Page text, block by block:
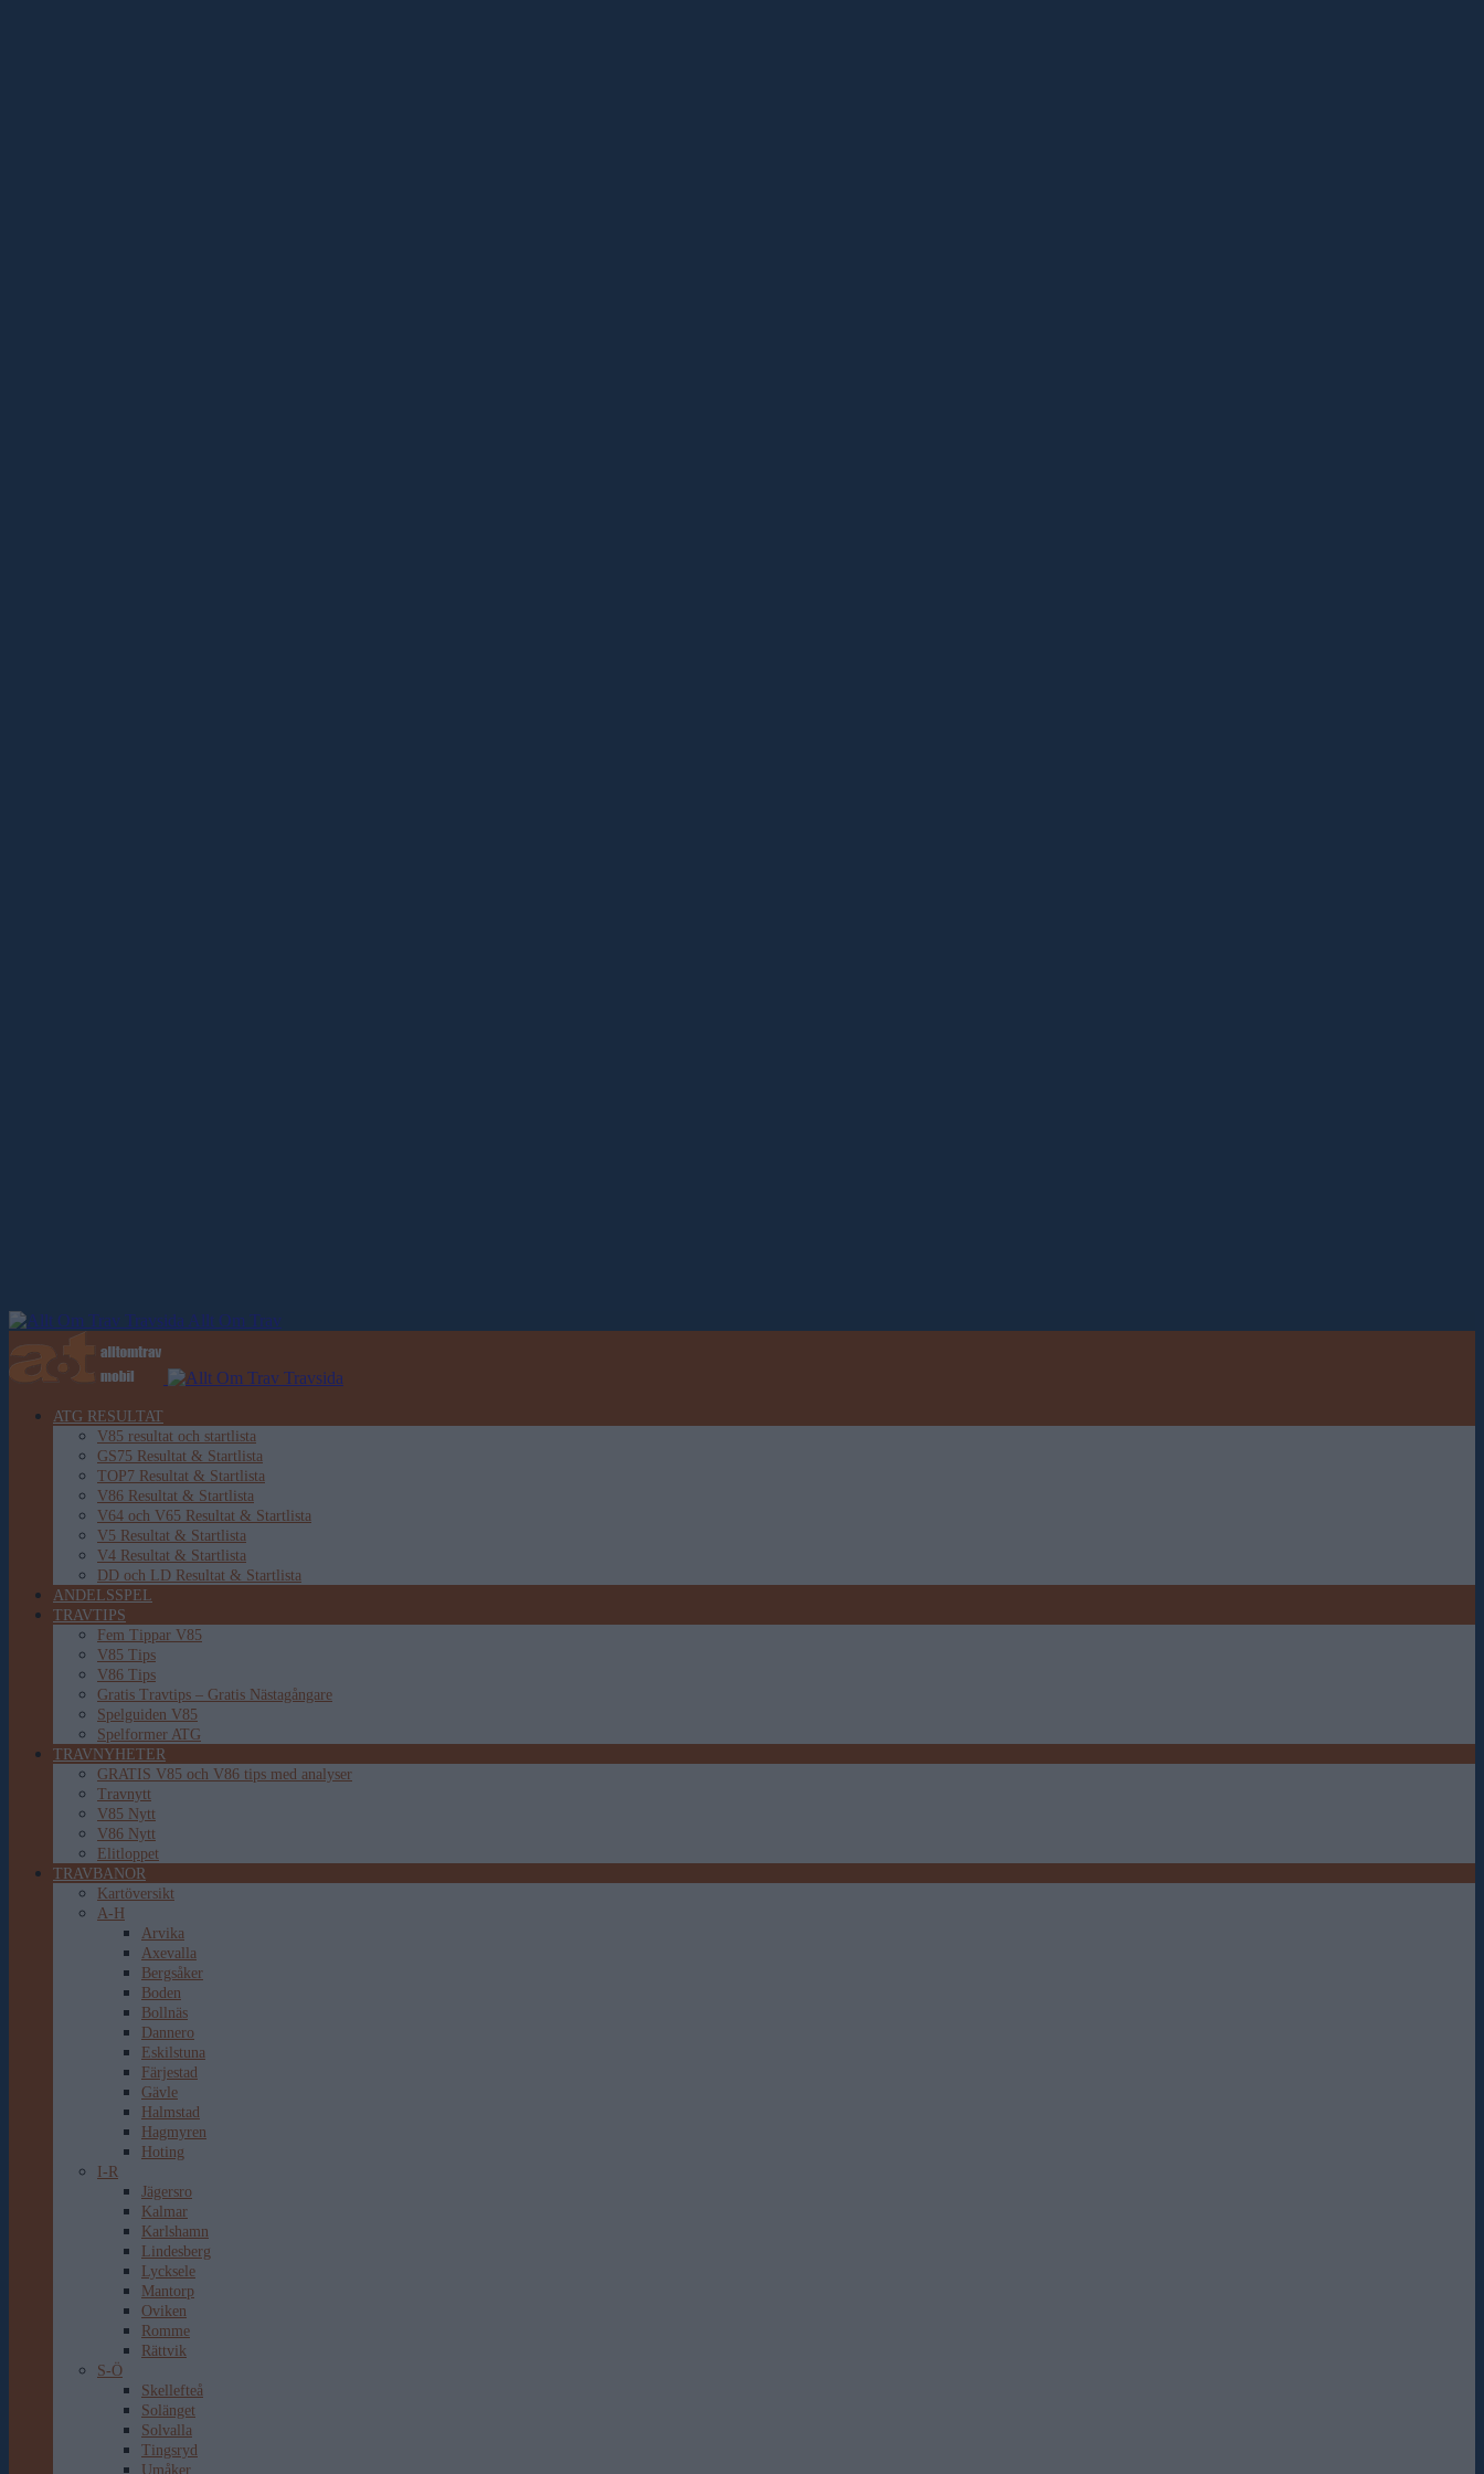
Allt Om Trav
ATG RESULTAT
V85 resultat och startlista
GS75 Resultat & Startlista
TOP7 Resultat & Startlista
V86 Resultat & Startlista
V64 och V65 Resultat & Startlista
V5 Resultat & Startlista
V4 Resultat & Startlista
DD och LD Resultat & Startlista
ANDELSSPEL
TRAVTIPS
Fem Tippar V85
V85 Tips
V86 Tips
Gratis Travtips – Gratis Nästagångare
Spelguiden V85
Spelformer ATG
TRAVNYHETER
GRATIS V85 och V86 tips med analyser
Travnytt
V85 Nytt
V86 Nytt
Elitloppet
TRAVBANOR
Kartöversikt
A-H
Arvika
Axevalla
Bergsåker
Boden
Bollnäs
Dannero
Eskilstuna
Färjestad
Gävle
Halmstad
Hagmyren
Hoting
I-R
Jägersro
Kalmar
Karlshamn
Lindesberg
Lycksele
Mantorp
Oviken
Romme
Rättvik
S-Ö
Skellefteå
Solänget
Solvalla
Tingsryd
Umåker